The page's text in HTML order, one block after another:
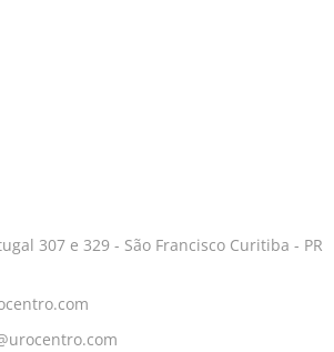
307 e 329 - São Francisco Curitiba - PR